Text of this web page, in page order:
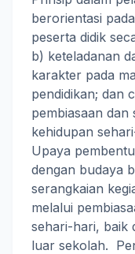
berorientasi
peserta didik
b) keteladanan
karakter pada
pendidikan; dan
pembiasaan dan
kehidupan
Upaya
dengan budaya
serangkaian
melalui
sehari-hari, baik
luar sekolah.